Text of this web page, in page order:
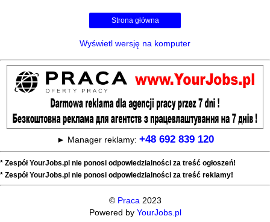
Strona główna
Wyświetl wersję na komputer
► Manager reklamy: +48 692 839 120
* Zespół YourJobs.pl nie ponosi odpowiedzialności za treść ogłoszeń!
* Zespół YourJobs.pl nie ponosi odpowiedzialności za treść reklamy!
© Praca2023
Powered by YourJobs.pl